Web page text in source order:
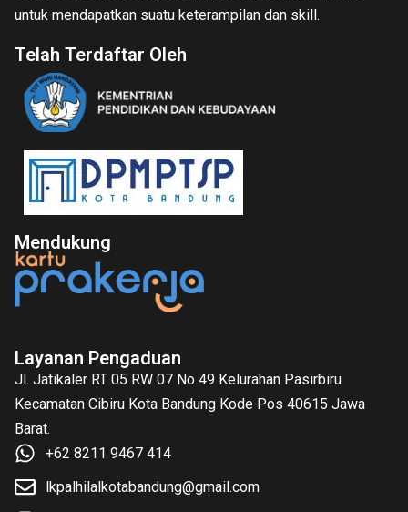
untuk mendapatkan suatu keterampilan dan skill.
Telah Terdaftar Oleh
Mendukung
Layanan Pengaduan
Jl. Jatikaler RT 05 RW 07 No 49 Kelurahan Pasirbiru
Kecamatan Cibiru Kota Bandung Kode Pos 40615 Jawa
Barat.
+62 8211 9467 414
lkpalhilalkotabandung@gmail.com